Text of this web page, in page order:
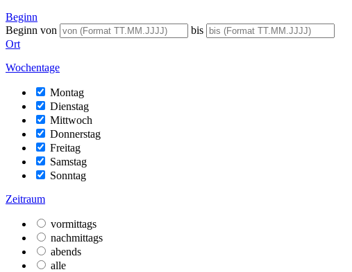
Beginn
Beginn von
bis
Ort
Wochentage
Montag
Dienstag
Mittwoch
Donnerstag
Freitag
Samstag
Sonntag
Zeitraum
vormittags
nachmittags
abends
alle